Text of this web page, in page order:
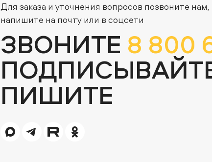
Для заказа и уточнения вопросов позвоните нам,
напишите на почту или в соцсети
ЗВОНИТЕ 8 800
ПИШИТЕ